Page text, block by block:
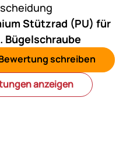
Stützrad (PU) für
Bügelschraube
schreiben
anzeigen